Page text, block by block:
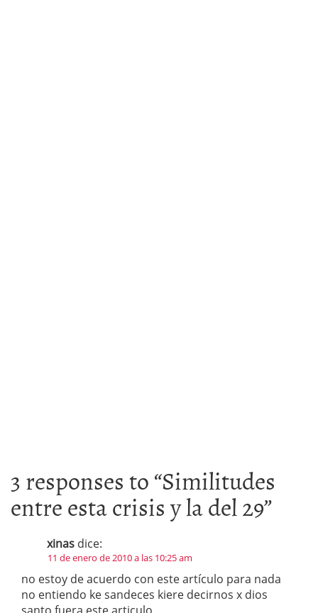
3 responses to “Similitudes
entre esta crisis y la del 29”
xinas dice:
11 de enero de 2010 a las 10:25 am
no estoy de acuerdo con este artículo para nada
no entiendo ke sandeces kiere decirnos x dios